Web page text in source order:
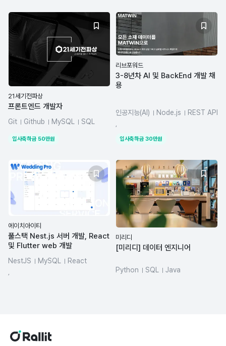
21세기전파상
프론트엔드 개발자
Git Github MySQL
SQL
입사축하금 50만원
리브포워드
3-8년차 AI 및 BackEnd 개발 채
용
인공지능(AI) Node.js
REST API
입사축하금30만원
에이치아이티
풀스택 Nest.js 서버 개발, React
및 Flutter web 개발
NestJS MySQL
React
미리디
[미리디] 데이터 엔지니어
Python SQL
Java